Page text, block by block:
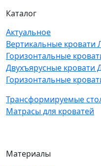
Каталог
Актуальное
Вертикальные кровати
Горизонтальные
Двухъярусные кровати
Горизонтальные
Трансформируемые
Матрасы для кроватей
Материалы